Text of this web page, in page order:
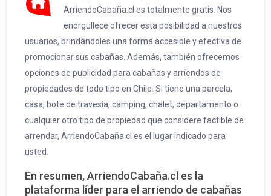
ArriendoCabaña.cl es totalmente gratis. Nos
enorgullece ofrecer esta posibilidad a nuestros
usuarios, brindándoles una forma accesible y efectiva de
promocionar sus cabañas. Además, también ofrecemos
opciones de publicidad para cabañas y arriendos de
propiedades de todo tipo en Chile. Si tiene una parcela,
casa, bote de travesía, camping, chalet, departamento o
cualquier otro tipo de propiedad que considere factible de
arrendar, ArriendoCabaña.cl es el lugar indicado para
usted.
En resumen, ArriendoCabaña.cl es la
plataforma líder para el arriendo de cabañas